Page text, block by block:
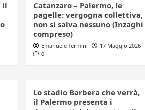
il
Catanzaro – Palermo, le
pagelle: vergogna collettiva,
non si salva nessuno (Inzaghi
compreso)
Emanuele Termini
17 Maggio 2026
0
Lo stadio Barbera che verrà,
il Palermo presenta i